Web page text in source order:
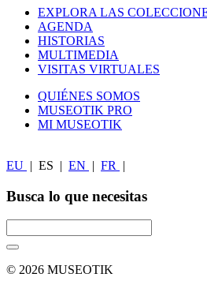
EXPLORA LAS
AGENDA
HISTORIAS
MULTIMEDIA
VISITAS VIRTUALES
QUIÉNES SOMOS
MUSEOTIK PRO
MI MUSEOTIK
EU | ES | EN | FR |
Busca lo que necesitas
© 2026 MUSEOTIK